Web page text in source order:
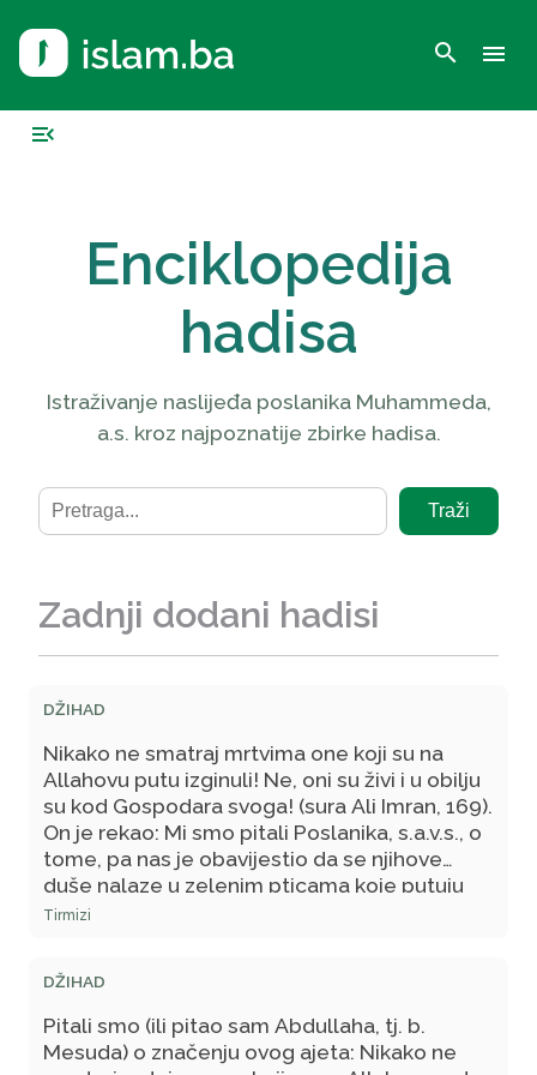
search menu
menu_open
Enciklopedija
hadisa
Istraživanje naslijeđa poslanika Muhammeda,
a.s. kroz najpoznatije zbirke hadisa.
Traži
Zadnji dodani hadisi
DŽIHAD
Nikako ne smatraj mrtvima one koji su na
Allahovu putu izginuli! Ne, oni su živi i u obilju
su kod Gospodara svoga! (sura Ali Imran, 169).
On je rekao: Mi smo pitali Poslanika, s.a.v.s., o
tome, pa nas je obavijestio da se njihove
duše nalaze u zelenim pticama koje putuju
po Džennetu kuda god požele i vraćaju se u
nedostaje; da vam to dam? - Oni su
odgovorili: Gospodaru naš, kako da nam
nešto nadostaje, a mi letimo Džennetom
kudgod poželimo? On im je pokakazao drugi
Tirmizi
DŽIHAD
Pitali smo (ili pitao sam Abdullaha, tj. b.
Mesuda) o značenju ovog ajeta: Nikako ne